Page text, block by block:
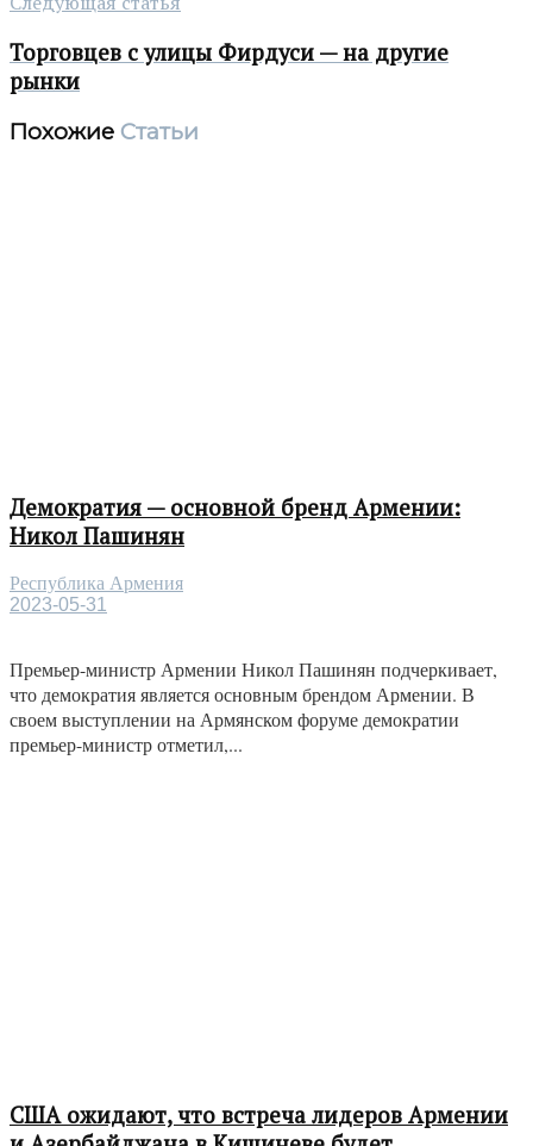
Торговцев с улицы Фирдуси — на другие
рынки
Похожие Статьи
Демократия — основной бренд Армении:
Никол Пашинян
Республика Армения
2023-05-31
Премьер-министр Армении Никол Пашинян подчеркивает,
что демократия является основным брендом Армении. В
своем выступлении на Армянском форуме демократии
премьер-министр отметил,...
США ожидают, что встреча лидеров Армении